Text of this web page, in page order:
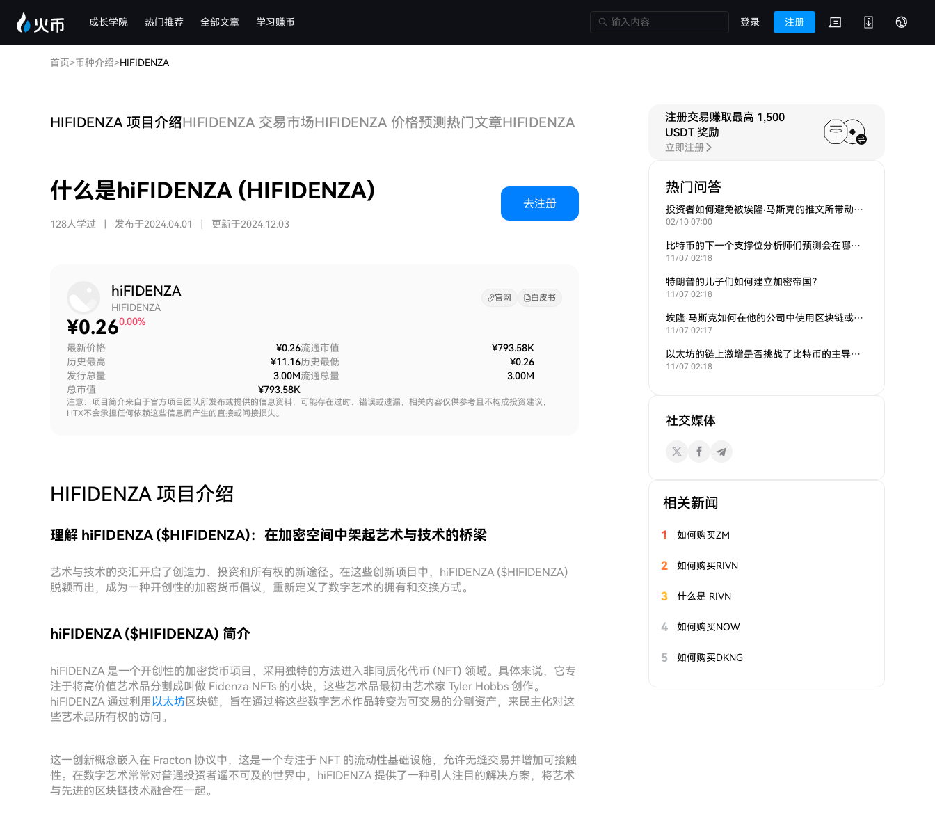
成长学院 热门推荐 全部文章 学习赚币 登录 注册
首页>币种介绍>HIFIDENZA
HIFIDENZA 项目介绍HIFIDENZA 交易市场HIFIDENZA 价格预测热门文章HIFIDENZA 问答
什么是hiFIDENZA (HIFIDENZA)
128人学过 发布于2024.04.01 更新于2024.12.03
去注册
hiFIDENZA
HIFIDENZA
官网 白皮书
¥0.260.00%
最新价格
¥0.26
历史最高
¥11.16
发行总量
3.00M
总市值
¥793.58K
流通市值
¥793.58K
历史最低
¥0.26
流通总量
3.00M
注意：项目简介来自于官方项目团队所发布或提供的信息资料，可能存在过时、错误或遗漏，相关内容仅供参考且不构成投资建议，
HTX不会承担任何依赖这些信息而产生的直接或间接损失。
HIFIDENZA 项目介绍
理解 hiFIDENZA ($HIFIDENZA)：在加密空间中架起艺术与技术的桥梁
艺术与技术的交汇开启了创造力、投资和所有权的新途径。在这些创新项目中，hiFIDENZA ($HIFIDENZA)
脱颖而出，成为一种开创性的加密货币倡议，重新定义了数字艺术的拥有和交换方式。
hiFIDENZA ($HIFIDENZA) 简介
hiFIDENZA 是一个开创性的加密货币项目，采用独特的方法进入非同质化代币 (NFT) 领域。具体来说，它专
注于将高价值艺术品分割成叫做 Fidenza NFTs 的小块，这些艺术品最初由艺术家 Tyler Hobbs 创作。
hiFIDENZA 通过利用以太坊区块链，旨在通过将这些数字艺术作品转变为可交易的分割资产，来民主化对这
些艺术品所有权的访问。
这一创新概念嵌入在 Fracton 协议中，这是一个专注于 NFT 的流动性基础设施，允许无缝交易并增加可接触
性。在数字艺术常常对普通投资者遥不可及的世界中，hiFIDENZA 提供了一种引人注目的解决方案，将艺术
与先进的区块链技术融合在一起。
注册交易赚取最高 1,500
USDT 奖励
立即注册
热门问答
投资者如何避免被埃隆·马斯克的推文所带动的炒作？
02/10 07:00
比特币的下一个支撑位分析师们预测会在哪里？
11/07 02:18
特朗普的儿子们如何建立加密帝国？
11/07 02:18
埃隆·马斯克如何在他的公司中使用区块链或加密货币？
11/07 02:17
以太坊的链上激增是否挑战了比特币的主导地位？
11/07 02:18
社交媒体
相关新闻
1 如何购买ZM
2 如何购买RIVN
3 什么是 RIVN
4 如何购买NOW
5 如何购买DKNG